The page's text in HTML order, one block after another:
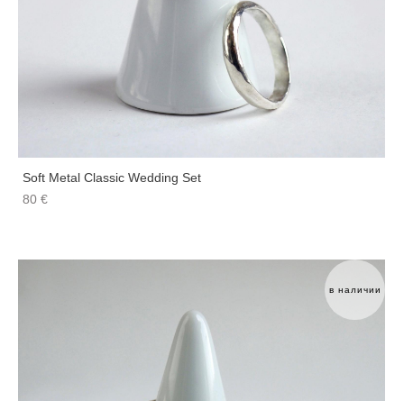
Soft Metal Classic Wedding Set
80 €
в наличии